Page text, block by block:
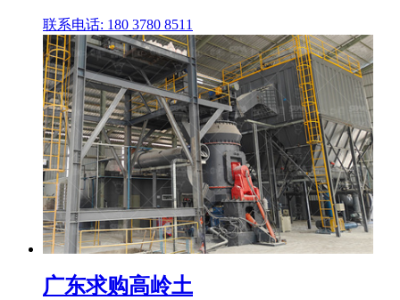
联系电话: 180 3780 8511
广东求购高岭土